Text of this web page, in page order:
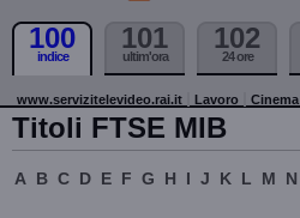
100
indice
101
ultim'ora
102
24 ore
www.servizitelevideo.rai.it Lavoro Cinema
Titoli FTSE MIB
A B C D E F G H I J K L M N